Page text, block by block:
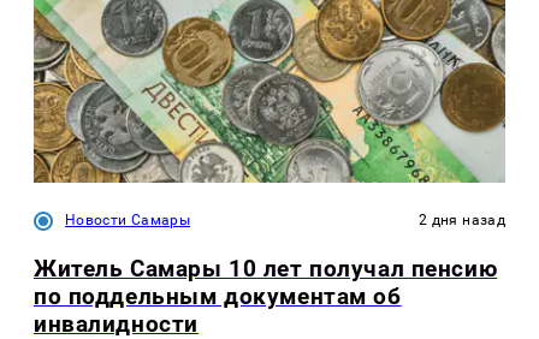
Новости Самары 2 дня назад
Житель Самары 10 лет получал пенсию
по поддельным документам об
инвалидности